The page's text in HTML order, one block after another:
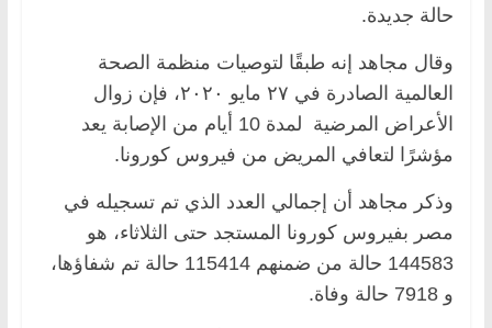
حالة جديدة.
وقال مجاهد إنه طبقًا لتوصيات منظمة الصحة
العالمية الصادرة في ٢٧ مايو ٢٠٢٠، فإن زوال
الأعراض المرضية لمدة 10 أيام من الإصابة يعد
مؤشرًا لتعافي المريض من فيروس كورونا.
وذكر مجاهد أن إجمالي العدد الذي تم تسجيله في
مصر بفيروس كورونا المستجد حتى الثلاثاء، هو
144583 حالة من ضمنهم 115414 حالة تم شفاؤها،
و 7918 حالة وفاة.